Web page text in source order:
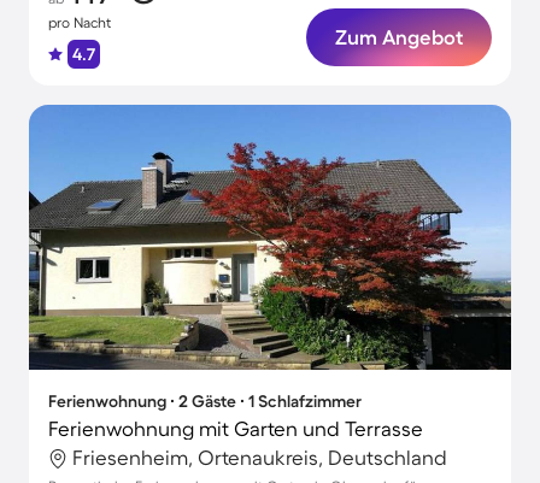
pro Nacht
4.7
Zum Angebot
Ferienwohnung ∙ 2 Gäste ∙ 1 Schlafzimmer
Ferienwohnung mit Garten und Terrasse
Friesenheim, Ortenaukreis, Deutschland